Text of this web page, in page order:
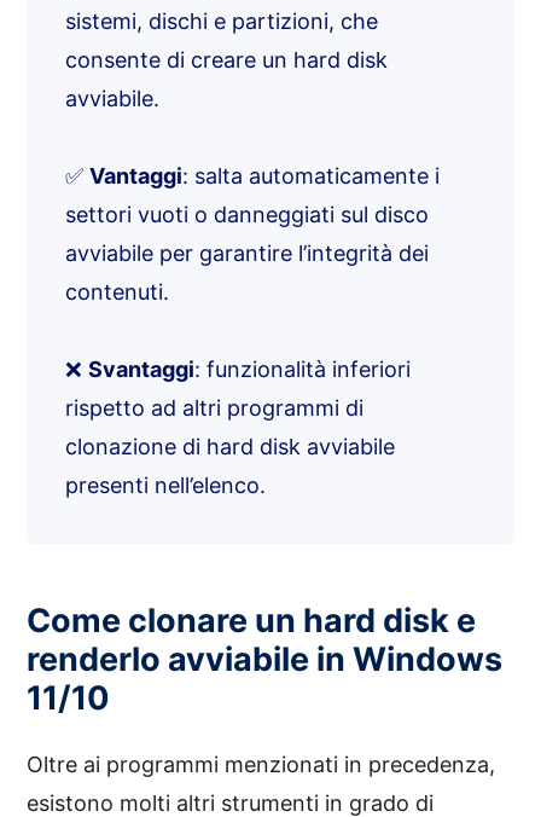
sistemi, dischi e partizioni, che
consente di creare un hard disk
avviabile.
✅Vantaggi: salta automaticamente i
settori vuoti o danneggiati sul disco
avviabile per garantire l’integrità dei
contenuti.
❌Svantaggi: funzionalità inferiori
rispetto ad altri programmi di
clonazione di hard disk avviabile
presenti nell’elenco.
Come clonare un hard disk e
renderlo avviabile in Windows
11/10
Oltre ai programmi menzionati in precedenza,
esistono molti altri strumenti in grado di